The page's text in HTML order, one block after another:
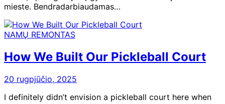
mieste. Bendradarbiaudamas…
NAMŲ REMONTAS
How We Built Our Pickleball Court
20 rugpjūčio, 2025
I definitely didn’t envision a pickleball court here when